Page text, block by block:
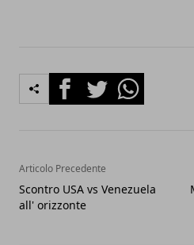
FacebookTwitterWhatsapp
Articolo Precedente
Scontro USA vs Venezuela
all' orizzonte